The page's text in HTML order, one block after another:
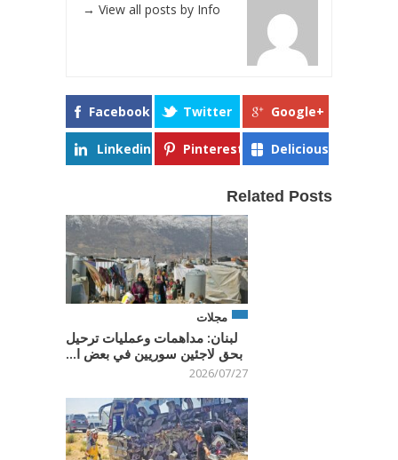
View all posts by Info
→
Facebook Twitter Google+
Linkedin Pinterest Delicious
Related Posts
مجلات
لبنان: مداهمات وعمليات ترحيل
بحق لاجئين سوريين في بعض ا...
2026/07/27